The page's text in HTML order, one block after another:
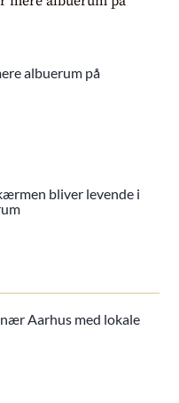
albuerum på
bliver levende i
Aarhus med lokale